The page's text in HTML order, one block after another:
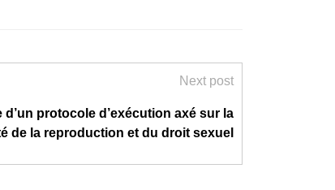
Next post
d’un protocole d’exécution axé sur la
de la reproduction et du droit sexuel